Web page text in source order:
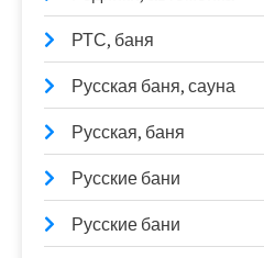
РТС, баня
Русская баня, сауна
Русская, баня
Русские бани
Русские бани